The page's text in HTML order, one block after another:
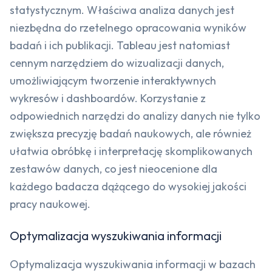
statystycznym. Właściwa analiza danych jest
niezbędna do rzetelnego opracowania wyników
badań i ich publikacji. Tableau jest natomiast
cennym narzędziem do wizualizacji danych,
umożliwiającym tworzenie interaktywnych
wykresów i dashboardów. Korzystanie z
odpowiednich narzędzi do analizy danych nie tylko
zwiększa precyzję badań naukowych, ale również
ułatwia obróbkę i interpretację skomplikowanych
zestawów danych, co jest nieocenione dla
każdego badacza dążącego do wysokiej jakości
pracy naukowej.
Optymalizacja wyszukiwania informacji
Optymalizacja wyszukiwania informacji w bazach